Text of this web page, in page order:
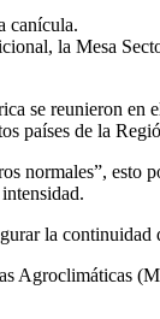
canícula.
la Mesa
se reunieron
países de la
normales”,
la
Agroclimáticas